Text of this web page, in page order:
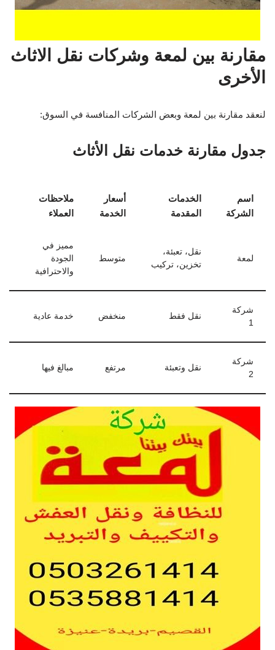
مقارنة بين لمعة وشركات نقل الاثاث
الأخرى
لنعقد مقارنة بين لمعة وبعض الشركات المنافسة في السوق:
جدول مقارنة خدمات نقل الأثاث
اسم
الشركة
الخدمات
المقدمة
أسعار
الخدمة
ملاحظات
العملاء
لمعة
نقل، تعبئة،
تخزين، تركيب
متوسط
مميز في
الجودة
والاحترافية
شركة
1
نقل فقط منخفض خدمة عادية
شركة
2
نقل وتعبئة مرتفع مبالغ فيها